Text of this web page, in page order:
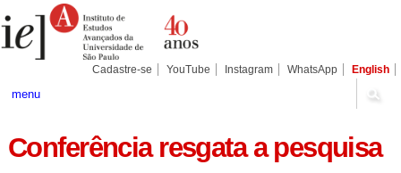
para
conteúdo.
Pessoais
Cadastre-se YouTube Instagram WhatsApp English
menu
Conferência resgata a pesquisa